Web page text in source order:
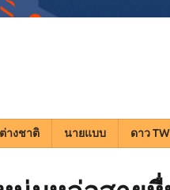
างชาติ นายแบบ ดาว